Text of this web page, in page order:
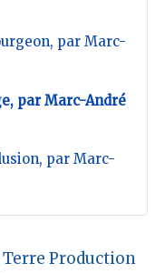
par Marc-
par Marc-André
par Marc-
Terre Production